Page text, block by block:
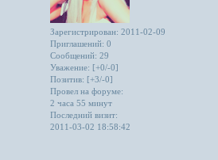
Зарегистрирован: 2011-02-09
Приглашений: 0
Сообщений: 29
Уважение: [+0/-0]
Позитив: [+3/-0]
Провел на форуме:
2 часа 55 минут
Последний визит:
2011-03-02 18:58:42